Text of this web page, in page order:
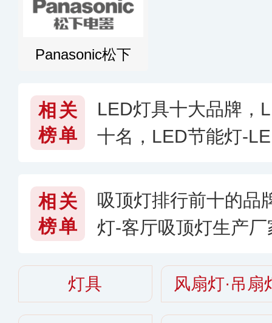
Panasonic松下
相关
榜单
LED灯具十大品牌，
十名，LED节能灯-
相关
榜单
吸顶灯排行前十的品
灯-客厅吸顶灯生产
灯具 风扇灯·吊扇